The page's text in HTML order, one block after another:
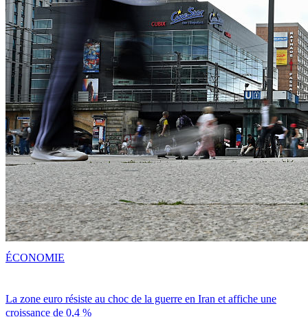
La zone euro résiste au choc de la guerre en Iran et affiche une
croissance de 0,4 %
ÉCONOMIE